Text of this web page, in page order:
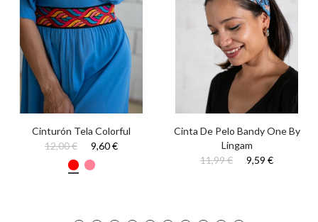
Cinturón Tela Colorful
12,00 €
9,60 €
Cinta De Pelo Bandy One By
Lingam
11,99 €
9,59 €